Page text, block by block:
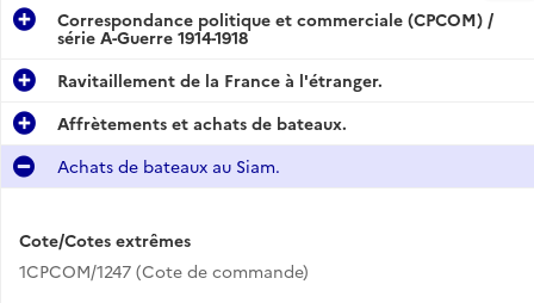
Correspondance politique et commerciale (CPCOM) /
série A-Guerre 1914-1918
Ravitaillement de la France à l'étranger.
Affrètements et achats de bateaux.
Achats de bateaux au Siam.
Cote/Cotes extrêmes
1CPCOM/1247 (Cote de commande)